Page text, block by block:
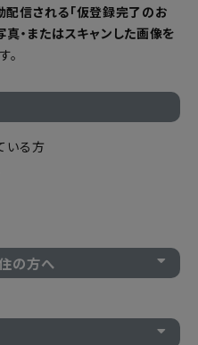
信される「仮登録完了のお
真・またはスキャンした画像を
。
いる方
の方へ